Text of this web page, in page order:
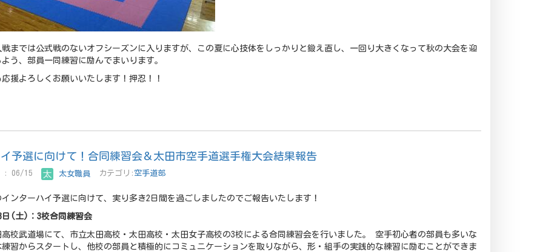
までは公式戦のないオフシーズンに入りますが、この夏に心技体をしっかりと鍛え直し、一回り大きくなって秋の大会を迎
う、部員一同練習に励んでまいります。
援よろしくお願いいたします！押忍！！
予選に向けて！合同練習会＆太田市空手道選手権大会結果報告
: 06/15 太女職員 カテゴリ: 空手道部
ンターハイ予選に向けて、実り多き2日間を過ごしましたのでご報告いたします！
(土)：3校合同練習会
校武道場にて、市立太田高校・太田高校・太田女子高校の3校による合同練習会を行いました。 空手初心者の部員も多いな
習からスタートし、他校の部員と積極的にコミュニケーションを取りながら、形・組手の実践的な練習に励むことができま